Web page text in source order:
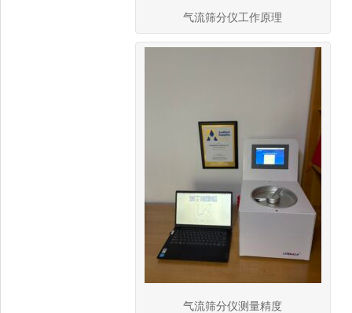
气流筛分仪工作原理
气流筛分仪测量精度